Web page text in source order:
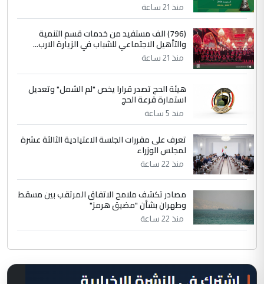
منذ 21 ساعة
(796) الف مستفيد من خدمات قسم التنمية
والتأهيل الاجتماعي للشباب في الزيارة الارب...
منذ 21 ساعة
هيئة الحج تصدر قرارا يخص "لم الشمل" وتعديل
استمارة قرعة الحج
منذ 5 ساعة
تعرف على مقررات الجلسة الاعتيادية الثالثة عشرة
لمجلس الوزراء
منذ 22 ساعة
مصادر تكشف ملامح الاتفاق المرتقب بين مسقط
وطهران بشأن "مضيق هرمز"
منذ 22 ساعة